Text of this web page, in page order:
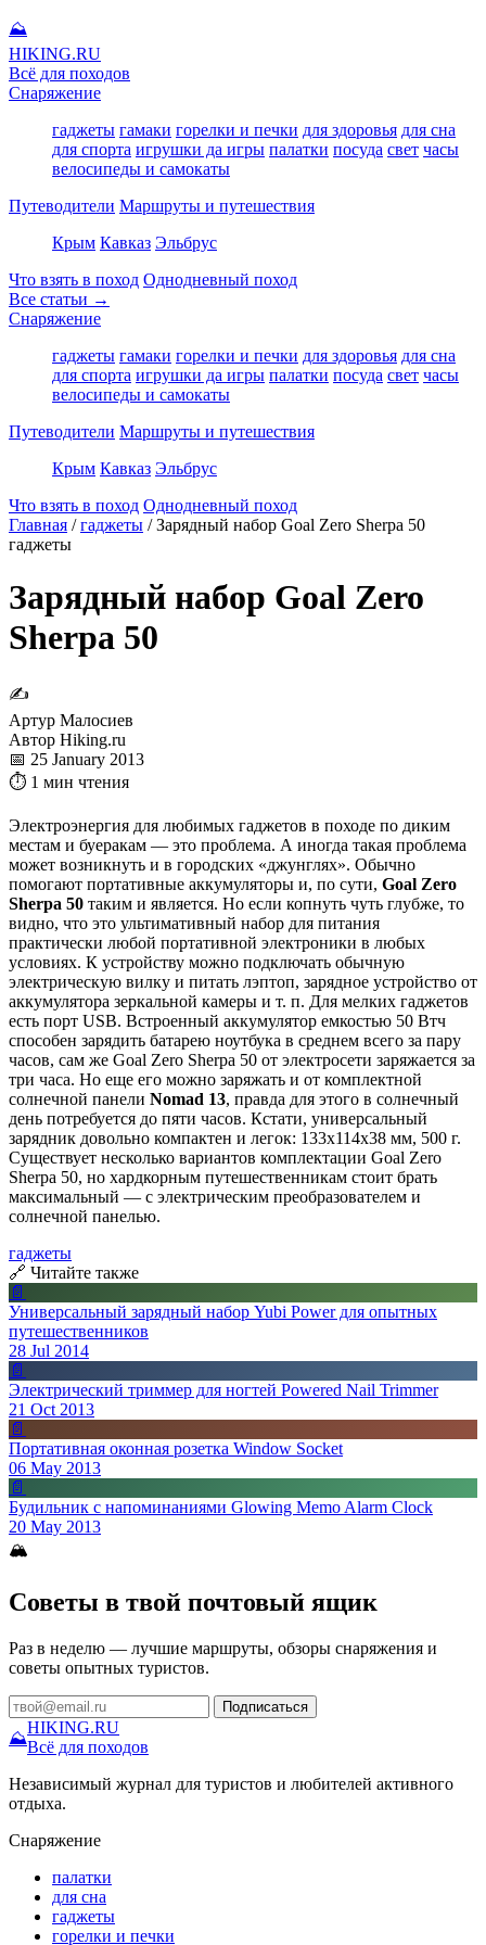
⛰
HIKING.RU
Всё для походов
Снаряжение
гаджеты гамаки горелки и печки для здоровья для сна
для спорта игрушки да игры палатки посуда свет часы
велосипеды и самокаты
Путеводители Маршруты и путешествия
Крым Кавказ Эльбрус
Что взять в поход Однодневный поход
Все статьи →
Снаряжение
гаджеты гамаки горелки и печки для здоровья для сна
для спорта игрушки да игры палатки посуда свет часы
велосипеды и самокаты
Путеводители Маршруты и путешествия
Крым Кавказ Эльбрус
Что взять в поход Однодневный поход
Главная / гаджеты / Зарядный набор Goal Zero Sherpa 50
гаджеты
Зарядный набор Goal Zero
Sherpa 50
✍
Артур Малосиев
Автор Hiking.ru
📅 25 January 2013
⏱ 1 мин чтения
Электроэнергия для любимых гаджетов в походе по диким
местам и буеракам — это проблема. А иногда такая проблема
может возникнуть и в городских «джунглях». Обычно
помогают портативные аккумуляторы и, по сути, Goal Zero
Sherpa 50 таким и является. Но если копнуть чуть глубже, то
видно, что это ультимативный набор для питания
практически любой портативной электроники в любых
условиях. К устройству можно подключать обычную
электрическую вилку и питать лэптоп, зарядное устройство от
аккумулятора зеркальной камеры и т. п. Для мелких гаджетов
есть порт USB. Встроенный аккумулятор емкостью 50 Втч
способен зарядить батарею ноутбука в среднем всего за пару
часов, сам же Goal Zero Sherpa 50 от электросети заряжается за
три часа. Но еще его можно заряжать и от комплектной
солнечной панели Nomad 13, правда для этого в солнечный
день потребуется до пяти часов. Кстати, универсальный
зарядник довольно компактен и легок: 133х114х38 мм, 500 г.
Существует несколько вариантов комплектации Goal Zero
Sherpa 50, но хардкорным путешественникам стоит брать
максимальный — с электрическим преобразователем и
солнечной панелью.
гаджеты
🔗 Читайте также
📄
Универсальный зарядный набор Yubi Power для опытных
путешественников
28 Jul 2014
📄
Электрический триммер для ногтей Powered Nail Trimmer
21 Oct 2013
📄
Портативная оконная розетка Window Socket
06 May 2013
📄
Будильник с напоминаниями Glowing Memo Alarm Clock
20 May 2013
🏔
Советы в твой почтовый ящик
Раз в неделю — лучшие маршруты, обзоры снаряжения и
советы опытных туристов.
Подписаться
⛰
HIKING.RU
Всё для походов
Независимый журнал для туристов и любителей активного
отдыха.
Снаряжение
палатки
для сна
гаджеты
горелки и печки